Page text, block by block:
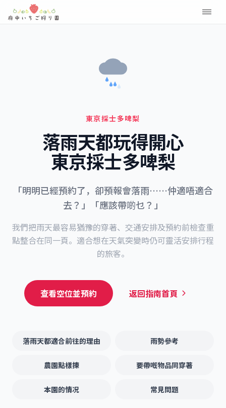
東京採士多啤梨
落雨天都玩得開心
東京採士多啤梨
「明明已經預約了，卻預報會落雨……仲適唔適合
去？」「應該帶啲乜？」
我們把雨天最容易猶豫的穿著、交通安排及預約前檢查重
點整合在同一頁。適合想在天氣突變時仍可靈活安排行程
的旅客。
查看空位並預約 返回指南首頁
落雨天都適合前往的理由 雨勢參考
農園點樣揀 要帶嘅物品同穿著
本園的情况 常見問題